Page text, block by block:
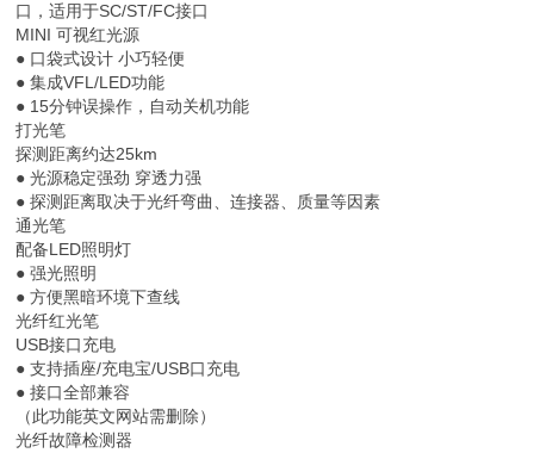
口，适用于SC/ST/FC接口
MINI 可视红光源
● 口袋式设计 小巧轻便
● 集成VFL/LED功能
● 15分钟误操作，自动关机功能
打光笔
探测距离约达25km
● 光源稳定强劲 穿透力强
● 探测距离取决于光纤弯曲、连接器、质量等因素
通光笔
配备LED照明灯
● 强光照明
● 方便黑暗环境下查线
光纤红光笔
USB接口充电
● 支持插座/充电宝/USB口充电
● 接口全部兼容
（此功能英文网站需删除）
光纤故障检测器